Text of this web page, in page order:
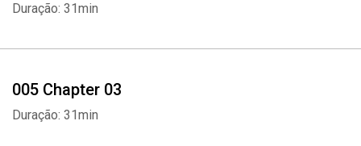
Duração: 31min
005 Chapter 03
Duração: 31min